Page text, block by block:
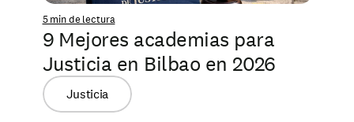
5 min de lectura
9 Mejores academias para
Justicia en Bilbao en 2026
Justicia